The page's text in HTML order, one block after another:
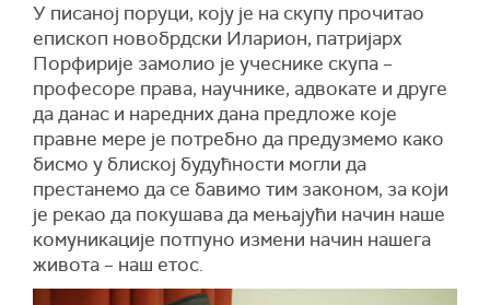
У писаној поруци, коју је на скупу прочитао
епископ новобрдски Иларион, патријарх
Порфирије замолио је учеснике скупа –
професоре права, научнике, адвокате и друге
да данас и наредних дана предложе које
правне мере је потребно да предузмемо како
бисмо у блиској будућности могли да
престанемо да се бавимо тим законом, за који
је рекао да покушава да мењајући начин наше
комуникације потпуно измени начин нашега
живота – наш етос.